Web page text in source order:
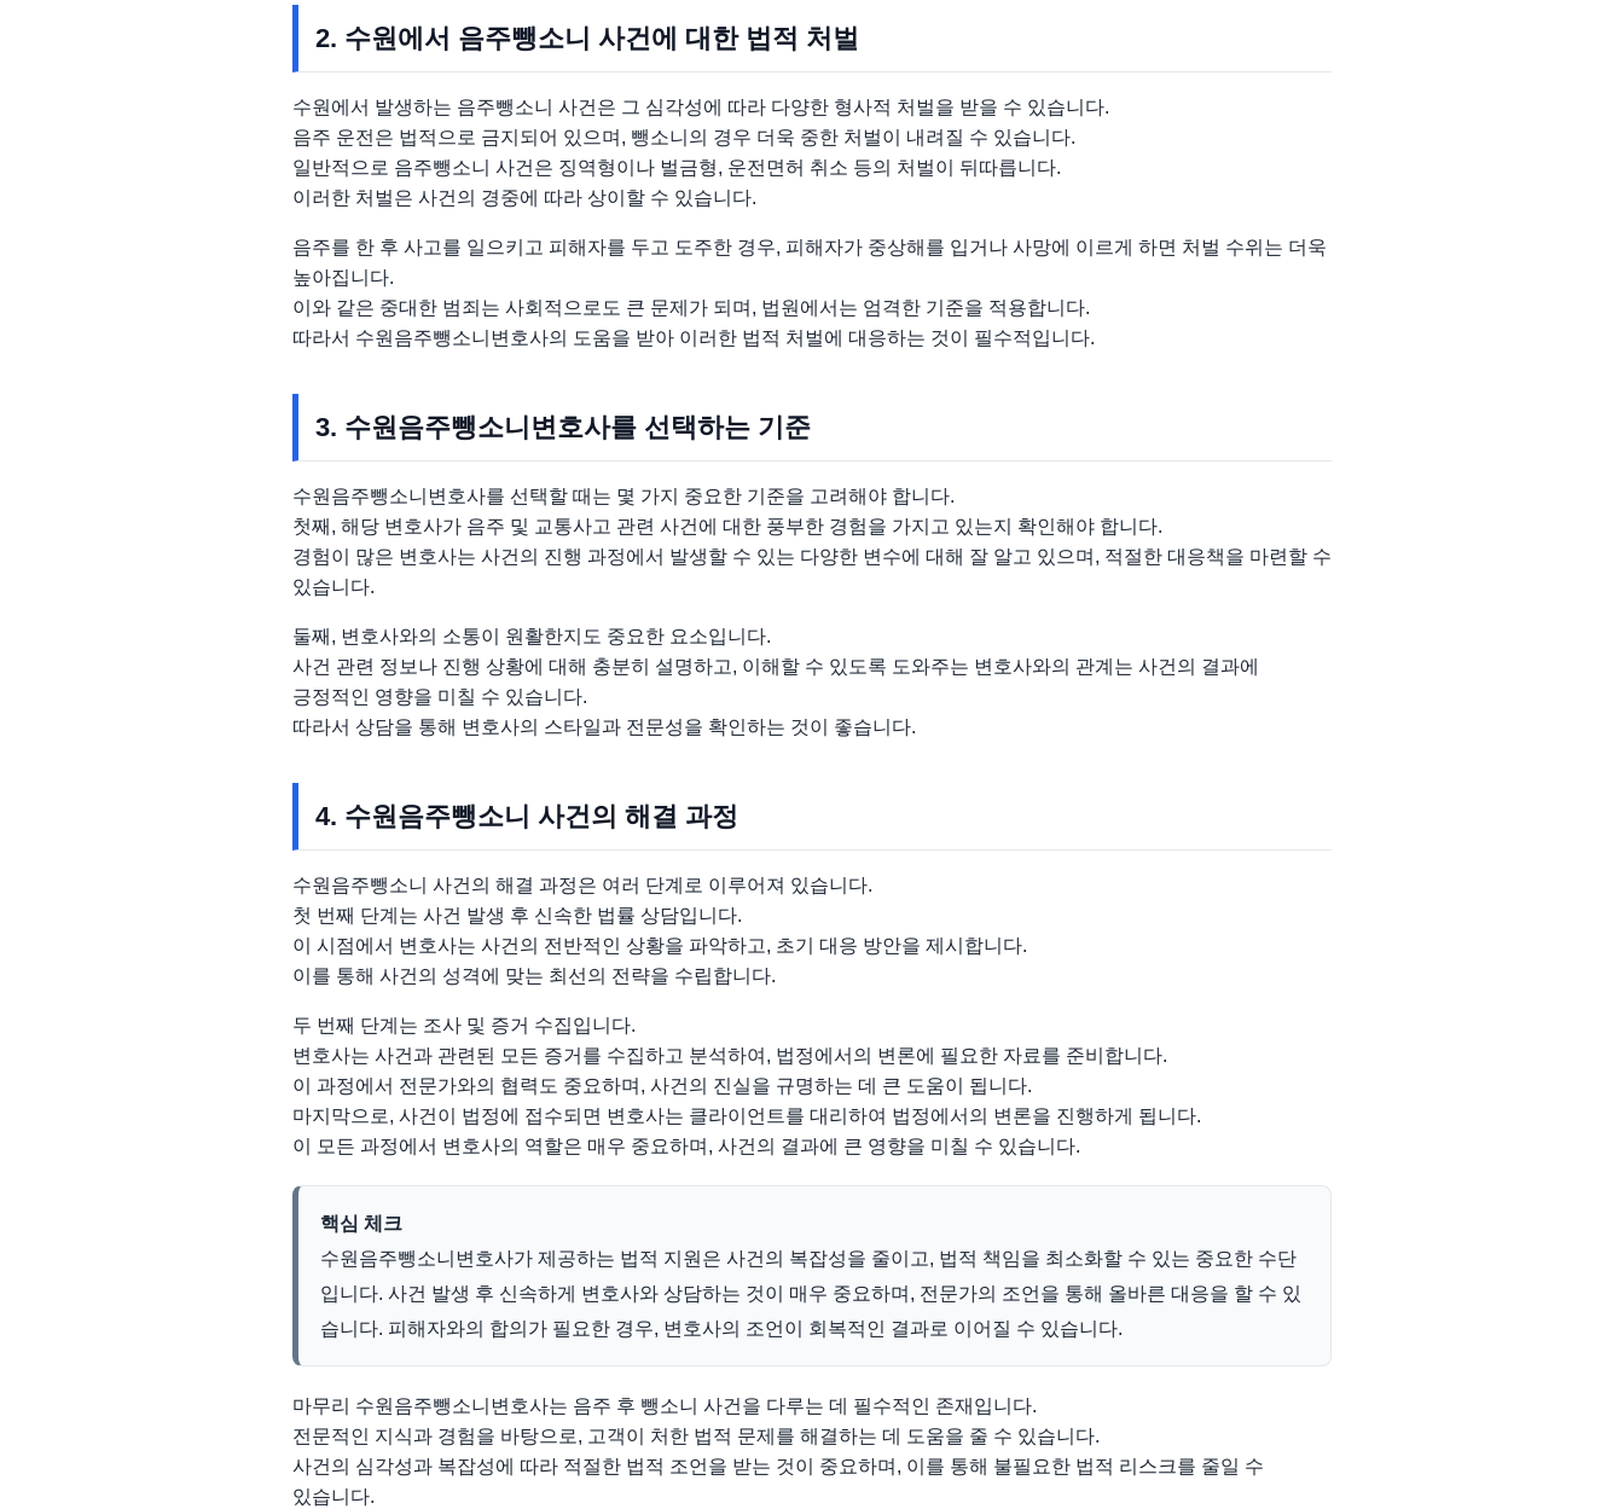
2. 수원에서 음주뺑소니 사건에 대한 법적 처벌
수원에서 발생하는 음주뺑소니 사건은 그 심각성에 따라 다양한 형사적 처벌을 받을 수 있습니다.
음주 운전은 법적으로 금지되어 있으며, 뺑소니의 경우 더욱 중한 처벌이 내려질 수 있습니다.
일반적으로 음주뺑소니 사건은 징역형이나 벌금형, 운전면허 취소 등의 처벌이 뒤따릅니다.
이러한 처벌은 사건의 경중에 따라 상이할 수 있습니다.
음주를 한 후 사고를 일으키고 피해자를 두고 도주한 경우, 피해자가 중상해를 입거나 사망에 이르게 하면 처벌 수위는 더욱
높아집니다.
이와 같은 중대한 범죄는 사회적으로도 큰 문제가 되며, 법원에서는 엄격한 기준을 적용합니다.
따라서 수원음주뺑소니변호사의 도움을 받아 이러한 법적 처벌에 대응하는 것이 필수적입니다.
3. 수원음주뺑소니변호사를 선택하는 기준
수원음주뺑소니변호사를 선택할 때는 몇 가지 중요한 기준을 고려해야 합니다.
첫째, 해당 변호사가 음주 및 교통사고 관련 사건에 대한 풍부한 경험을 가지고 있는지 확인해야 합니다.
경험이 많은 변호사는 사건의 진행 과정에서 발생할 수 있는 다양한 변수에 대해 잘 알고 있으며, 적절한 대응책을 마련할 수
있습니다.
둘째, 변호사와의 소통이 원활한지도 중요한 요소입니다.
사건 관련 정보나 진행 상황에 대해 충분히 설명하고, 이해할 수 있도록 도와주는 변호사와의 관계는 사건의 결과에
긍정적인 영향을 미칠 수 있습니다.
따라서 상담을 통해 변호사의 스타일과 전문성을 확인하는 것이 좋습니다.
4. 수원음주뺑소니 사건의 해결 과정
수원음주뺑소니 사건의 해결 과정은 여러 단계로 이루어져 있습니다.
첫 번째 단계는 사건 발생 후 신속한 법률 상담입니다.
이 시점에서 변호사는 사건의 전반적인 상황을 파악하고, 초기 대응 방안을 제시합니다.
이를 통해 사건의 성격에 맞는 최선의 전략을 수립합니다.
두 번째 단계는 조사 및 증거 수집입니다.
변호사는 사건과 관련된 모든 증거를 수집하고 분석하여, 법정에서의 변론에 필요한 자료를 준비합니다.
이 과정에서 전문가와의 협력도 중요하며, 사건의 진실을 규명하는 데 큰 도움이 됩니다.
마지막으로, 사건이 법정에 접수되면 변호사는 클라이언트를 대리하여 법정에서의 변론을 진행하게 됩니다.
이 모든 과정에서 변호사의 역할은 매우 중요하며, 사건의 결과에 큰 영향을 미칠 수 있습니다.
핵심 체크
수원음주뺑소니변호사가 제공하는 법적 지원은 사건의 복잡성을 줄이고, 법적 책임을 최소화할 수 있는 중요한 수단
입니다. 사건 발생 후 신속하게 변호사와 상담하는 것이 매우 중요하며, 전문가의 조언을 통해 올바른 대응을 할 수 있
습니다. 피해자와의 합의가 필요한 경우, 변호사의 조언이 회복적인 결과로 이어질 수 있습니다.
마무리 수원음주뺑소니변호사는 음주 후 뺑소니 사건을 다루는 데 필수적인 존재입니다.
전문적인 지식과 경험을 바탕으로, 고객이 처한 법적 문제를 해결하는 데 도움을 줄 수 있습니다.
사건의 심각성과 복잡성에 따라 적절한 법적 조언을 받는 것이 중요하며, 이를 통해 불필요한 법적 리스크를 줄일 수
있습니다.